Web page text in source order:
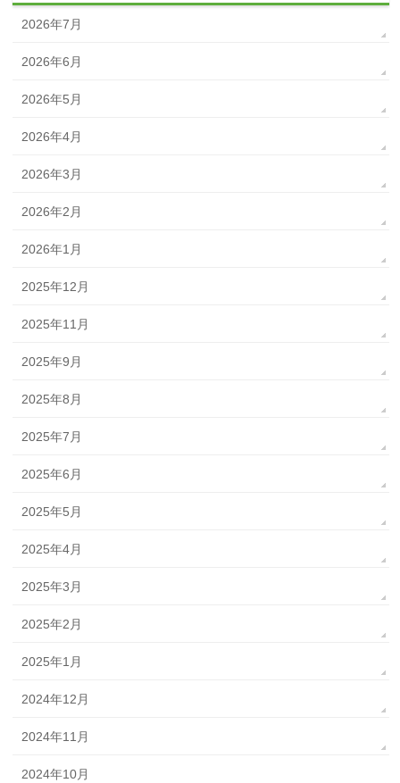
2026年7月
2026年6月
2026年5月
2026年4月
2026年3月
2026年2月
2026年1月
2025年12月
2025年11月
2025年9月
2025年8月
2025年7月
2025年6月
2025年5月
2025年4月
2025年3月
2025年2月
2025年1月
2024年12月
2024年11月
2024年10月